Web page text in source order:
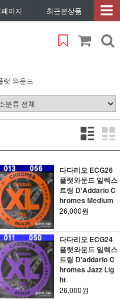
이지 최근본상품
랫 와운드
다다리오 ECG26
플랫와운드 일렉스
트링 D'Addario C
hromes Medium
26,000원
다다리오 ECG24
플랫와운드 일렉스
트링 D'addario C
hromes Jazz Lig
ht
26,000원